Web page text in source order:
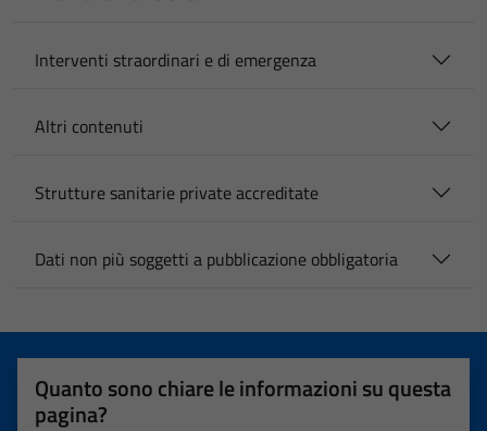
Interventi straordinari e di emergenza
Altri contenuti
Strutture sanitarie private accreditate
Dati non più soggetti a pubblicazione obbligatoria
Quanto sono chiare le informazioni su questa
pagina?